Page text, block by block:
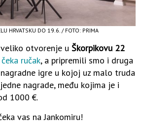
HRVATSKU DO 19.6. / FOTO: PRIMA
otvorenje u Škorpikovu 22
ručak, a pripremili smo i druga
igre u kojoj uz malo truda
nagrade, među kojima je i
1000 €.
vas na Jankomiru!